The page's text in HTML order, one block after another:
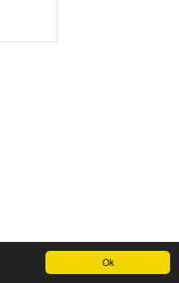
Ok